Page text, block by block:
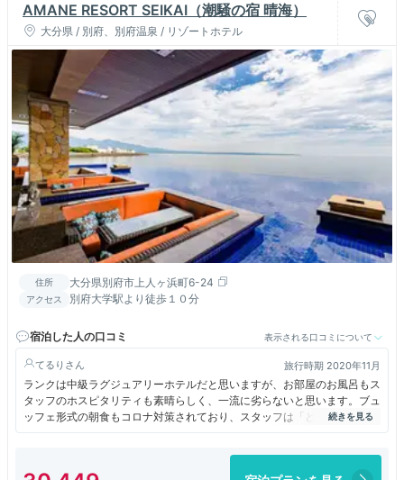
AMANE RESORT SEIKAI（潮騒の宿 晴海）
大分県 / 別府、別府温泉 / リゾートホテル
住所 大分県別府市上人ヶ浜町6-24
アクセス 別府大学駅より徒歩１０分
宿泊した人の口コミ 表示される口コミについて
てるり 旅行時期 2020年11月
ランクは中級ラグジュアリーホテルだと思いますが、お部屋のお風呂もス
タッフのホスピタリティも素晴らしく、一流に劣らないと思います。ブュ
ッフェ形式の朝食もコロナ対策されており、スタッフは「どちらが必要で
すか？」とお声掛けしてくれます。また泊まりたいホテルです。